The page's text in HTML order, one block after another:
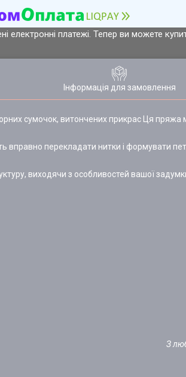
електронні платежі. Тепер ви можете
Інформація для замовлення
сумочок, витончених прикрас Ця пряжа
вправно перекладати нитки і формувати
виходячи з особливостей вашої
З